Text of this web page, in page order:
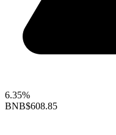
6.35%
BNB$608.85